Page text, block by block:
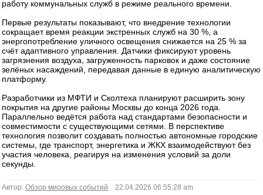
работу коммунальных служб в режиме реального времени.
Первые результаты показывают, что внедрение технологии
сокращает время реакции экстренных служб на 30 %, а
энергопотребление уличного освещения снижается на 25 % за
счёт адаптивного управления. Датчики фиксируют уровень
загрязнения воздуха, загруженность парковок и даже состояние
зелёных насаждений, передавая данные в единую аналитическую
платформу.
Разработчики из МФТИ и Сколтеха планируют расширить зону
покрытия на другие районы Москвы до конца 2026 года.
Параллельно ведётся работа над стандартами безопасности и
совместимости с существующими сетями. В перспективе
технология позволит создавать полностью автономные городские
системы, где транспорт, энергетика и ЖКХ взаимодействуют без
участия человека, реагируя на изменения условий за доли
секунды.
Автор: Обзор мировых событий 22.04.2026 06:55:28 am